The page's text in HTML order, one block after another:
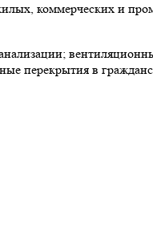
коммерческих и
перекрытия в